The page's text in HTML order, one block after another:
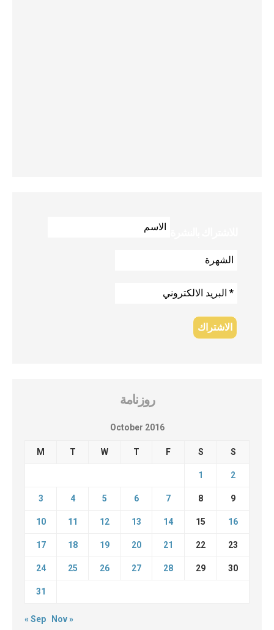
روزنامة
October 2016
M T W T F S S
1 2
3 4 5 6 7 8 9
10 11 12 13 14 15 16
17 18 19 20 21 22 23
24 25 26 27 28 29 30
31
« Sep Nov »